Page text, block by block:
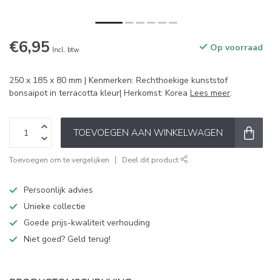
€6,95 Incl. btw Op voorraad
250 x 185 x 80 mm | Kenmerken: Rechthoekige kunststof
bonsaipot in terracotta kleur| Herkomst: Korea Lees meer.
TOEVOEGEN AAN WINKELWAGEN
Toevoegen om te vergelijken Deel dit product
Persoonlijk advies
Unieke collectie
Goede prijs-kwaliteit verhouding
Niet goed? Geld terug!